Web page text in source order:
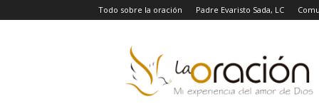
Todo sobre la oración Padre Evaristo Sada, LC
Oración